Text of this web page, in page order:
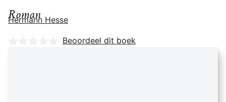
Roman
Hermann Hesse
Nog geen beoordelingen
Beoordeel dit boek